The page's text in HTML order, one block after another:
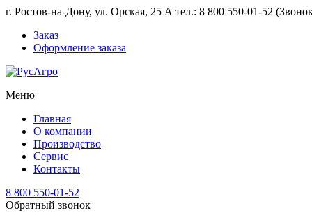
г. Ростов-на-Дону, ул. Орская, 25 А тел.: 8 800 550-01-52
Заказ
Оформление заказа
Меню
Главная
О компании
Производство
Сервис
Контакты
8 800 550-01-52
Обратный звонок